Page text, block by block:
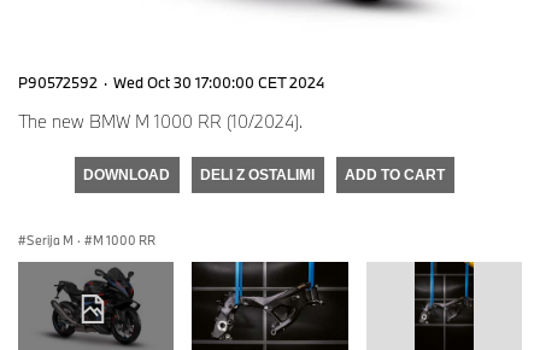
P90572592 · Wed Oct 30 17:00:00 CET 2024
The new BMW M 1000 RR (10/2024).
DOWNLOAD DELI Z OSTALIMI ADD TO CART
Serija M · M 1000 RR